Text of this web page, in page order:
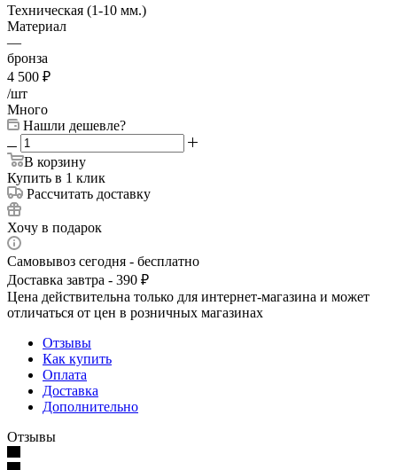
Техническая (1-10 мм.)
Материал
—
бронза
4 500 ₽
/шт
Много
Нашли дешевле?
В корзину
Купить в 1 клик
Рассчитать доставку
Хочу в подарок
Самовывоз сегодня - бесплатно
Доставка завтра - 390 ₽
Цена действительна только для интернет-магазина и может
отличаться от цен в розничных магазинах
Отзывы
Как купить
Оплата
Доставка
Дополнительно
Отзывы